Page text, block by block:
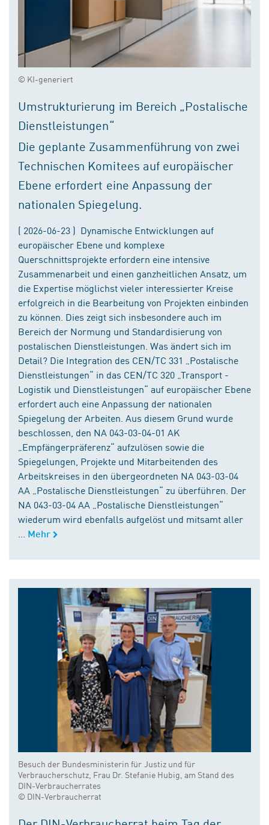
© KI-generiert
Umstrukturierung im Bereich „Postalische
Dienstleistungen“
Die geplante Zusammenführung von zwei
Technischen Komitees auf europäischer
Ebene erfordert eine Anpassung der
nationalen Spiegelung.
( 2026-06-23 ) Dynamische Entwicklungen auf
europäischer Ebene und komplexe
Querschnittsprojekte erfordern eine intensive
Zusammenarbeit und einen ganzheitlichen Ansatz, um
die Expertise möglichst vieler interessierter Kreise
erfolgreich in die Bearbeitung von Projekten einbinden
zu können. Dies zeigt sich insbesondere auch im
Bereich der Normung und Standardisierung von
postalischen Dienstleistungen. Was ändert sich im
Detail? Die Integration des CEN/TC 331 „Postalische
Dienstleistungen“ in das CEN/TC 320 „Transport -
Logistik und Dienstleistungen“ auf europäischer Ebene
erfordert auch eine Anpassung der nationalen
Spiegelung der Arbeiten. Aus diesem Grund wurde
beschlossen, den NA 043-03-04-01 AK
„Empfängerpräferenz“ aufzulösen sowie die
Spiegelungen, Projekte und Mitarbeitenden des
Arbeitskreises in den übergeordneten NA 043-03-04
AA „Postalische Dienstleistungen“ zu überführen. Der
NA 043-03-04 AA „Postalische Dienstleistungen“
wiederum wird ebenfalls aufgelöst und mitsamt aller
Mehr
Besuch der Bundesministerin für Justiz und für
Verbraucherschutz, Frau Dr. Stefanie Hubig, am Stand des
DIN-Verbraucherrates
© DIN-Verbraucherrat